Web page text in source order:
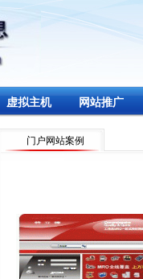
虚拟主机 网站推广
门户网站案例